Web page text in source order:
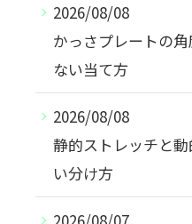
2026/08/08
かっさプレートの
ない当て方
2026/08/08
静的ストレッチと
い分け方